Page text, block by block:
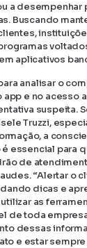
a desempenhar
Buscando
aplicativos
analisar o
app e no acesso
suspeita.
Truzzi,
a
essencial para
de
“Alertar o
dicas e
as
de toda
dessas
e estar sempre